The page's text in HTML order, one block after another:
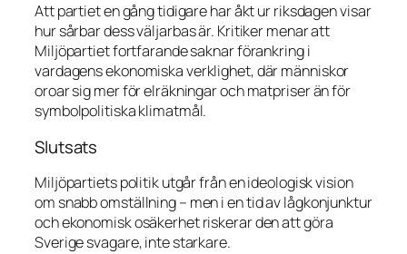
Att partiet en gång tidigare har åkt ur riksdagen visar
hur sårbar dess väljarbas är. Kritiker menar att
Miljöpartiet fortfarande saknar förankring i
vardagens ekonomiska verklighet, där människor
oroar sig mer för elräkningar och matpriser än för
symbolpolitiska klimatmål.
Slutsats
Miljöpartiets politik utgår från en ideologisk vision
om snabb omställning – men i en tid av lågkonjunktur
och ekonomisk osäkerhet riskerar den att göra
Sverige svagare, inte starkare.